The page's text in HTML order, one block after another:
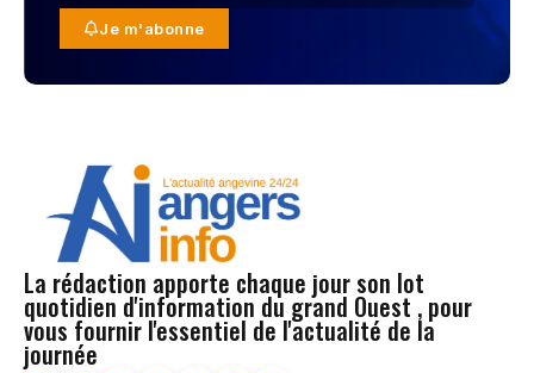
Je m'abonne
La rédaction apporte chaque jour son lot
quotidien d'information du grand Ouest , pour
vous fournir l'essentiel de l'actualité de la
journée